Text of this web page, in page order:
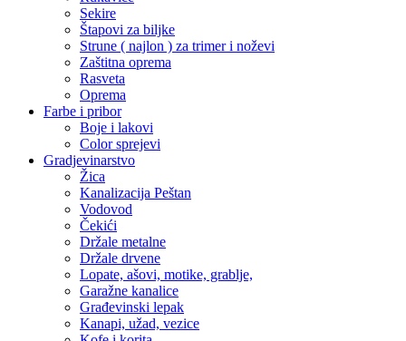
Sekire
Štapovi za biljke
Strune ( najlon ) za trimer i noževi
Zaštitna oprema
Rasveta
Oprema
Farbe i pribor
Boje i lakovi
Color sprejevi
Gradjevinarstvo
Žica
Kanalizacija Peštan
Vodovod
Čekići
Držale metalne
Držale drvene
Lopate, ašovi, motike, grablje,
Garažne kanalice
Građevinski lepak
Kanapi, užad, vezice